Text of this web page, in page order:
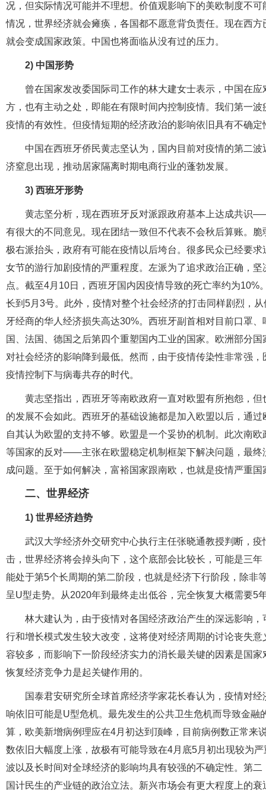
况，但实际情况可能并不理想。价值观影响下的美欧制度不
情况，世界经济就会瘫痪，各国都不愿意背负责任。现在西
就会变成国家政策。中国也将面临从没有过的压力。
2) 中国形势
曾在国家发改委国际司工作的林大建女士表示，中国在
方，也有主动之处，即能在有限时间内控制疫情。我们第一
疫情的有效性。但疫情短期的经济政治的影响依旧具有不确定
中国在西班牙侨民黄志坚认为，国内目前对疫情的第二
济窒息出现，推动居家隔离时期电商行业的蓬勃发展。
3) 西班牙形势
黄志坚分析，现在西班牙反对派跟政府基本上达成共识
有很大的不同意见。现在团结一致但不代表不会秋后算账。
极右派抬头，政府有可能在疫情以后垮台。很多民众已经要
女节的游行加剧疫情的严重程度。左派为了追求政治正确，
点。截至4月10日，西班牙国内因疫情导致的死亡率约为
长到5月3号。此外，疫情对整个社会经济的打击同样剧烈，
牙经商的华人经济损失高达30%。西班牙副首相对目前口罩
国、法国、德国之后第四个重塑国内工业的国家。欧洲部分
对社会经济的影响降到最低。然而，由于疫情传染性非常强
疫情控制下与病毒共存的时代。
黄志坚指出，西班牙等南欧政府一直对欧盟有所抱怨，
的发展不会如此。西班牙的基础设施都是加入欧盟以后，通
自其认为欧盟的支持不够。欧盟是一个妥协的机制。此次南
等国家的反对——主张在欧盟稳定机制框架下解决问题，最终
成问题。至于如何解决，富裕国家跟南欧，也就是疫情严重
二、 世界经济
1) 世界经济趋势
武汉大学经济外交研究中心执行主任张晓通教授判断，
击，世界经济将会掉头向下，这个底部会比较长，可能是三
能处于第5个长周期的第二阶段，也就是经济下行阶段，除非
呈U型走势。从2020年到最终走出低谷，完全恢复大概需要5
林大建认为，由于疫情对各国经济政治产生的深远影响
行和增长模式发生较大改变，这将使对经济周期的讨论丧失
容较多，而影响下一阶段经济实力的消长最关键的因素是国
恢复经济竞争力是起关键作用的。
国泰君安研究所全球首席经济学家花长春认为，疫情对
响依旧可能是U型危机。最先发生的公共卫生危机而导致金
算，欧美新增病例理应在4月初达到顶峰，目前病例数正常来
数依旧大幅度上涨，故极有可能导致在4月底5月初出现较为
波以及长时间对全球经济的影响均具有较强的不确定性。第
国计民生的产业链的政治立法。新兴市场会有更大程度上的